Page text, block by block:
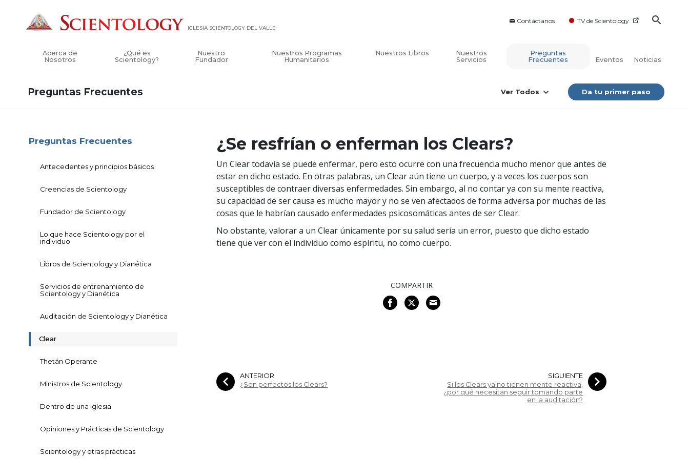
Contáctanos TV de Scientology
IGLESIA SCIENTOLOGY DEL VALLE
Acerca de
Nosotros
¿Qué es
Scientology?
Nuestro
Fundador
Nuestros Programas
Humanitarios
Nuestros Libros
Nuestros
Servicios
Preguntas
Frecuentes
Eventos Noticias
Preguntas Frecuentes Ver Todos Da tu primer paso
¿Se resfrían o enferman los Clears?
Un Clear todavía se puede enfermar, pero esto ocurre con una frecuencia mucho menor que antes de
estar en dicho estado. En otras palabras, un Clear aún tiene un cuerpo, y a veces los cuerpos son
susceptibles de contraer diversas enfermedades. Sin embargo, al no contar ya con su mente reactiva,
su capacidad de ser causa es mucho mayor y no se ven afectados de forma adversa por muchas de las
cosas que le habrían causado enfermedades psicosomáticas antes de ser Clear.
No obstante, valorar a un Clear únicamente por su salud sería un error, puesto que dicho estado
tiene que ver con el individuo como espíritu, no como cuerpo.
COMPARTIR
ANTERIOR
¿Son perfectos los Clears?
SIGUIENTE
Si los Clears ya no tienen mente reactiva,
¿por qué necesitan seguir tomando parte
en la auditación?
Preguntas Frecuentes
Antecedentes y principios básicos
Creencias de Scientology
Fundador de Scientology
Lo que hace Scientology por el
individuo
Libros de Scientology y Dianética
Servicios de entrenamiento de
Scientology y Dianética
Auditación de Scientology y Dianética
Clear
Thetán Operante
Ministros de Scientology
Dentro de una Iglesia
Opiniones y Prácticas de Scientology
Scientology y otras prácticas